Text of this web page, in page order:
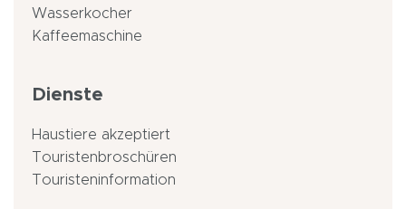
Wasserkocher
Kaffeemaschine
Dienste
Haustiere akzeptiert
Touristenbroschüren
Touristeninformation